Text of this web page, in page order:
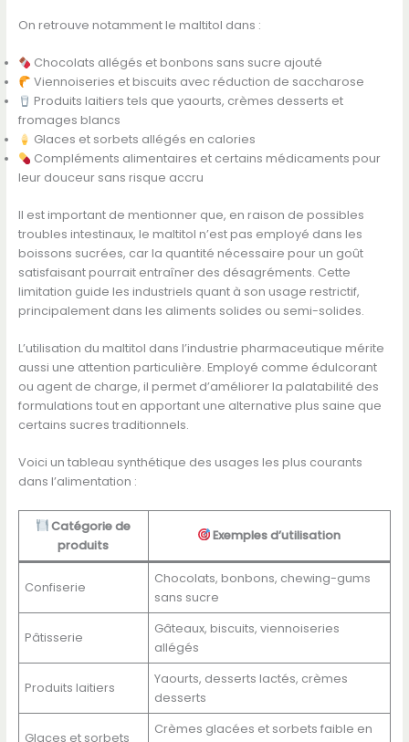
On retrouve notamment le maltitol dans :
Chocolats allégés et bonbons sans sucre ajouté
Viennoiseries et biscuits avec réduction de saccharose
Produits laitiers tels que yaourts, crèmes desserts et
fromages blancs
Glaces et sorbets allégés en calories
Compléments alimentaires et certains médicaments pour
leur douceur sans risque accru
Il est important de mentionner que, en raison de possibles
troubles intestinaux, le maltitol n’est pas employé dans les
boissons sucrées, car la quantité nécessaire pour un goût
satisfaisant pourrait entraîner des désagréments. Cette
limitation guide les industriels quant à son usage restrictif,
principalement dans les aliments solides ou semi-solides.
L’utilisation du maltitol dans l’industrie pharmaceutique mérite
aussi une attention particulière. Employé comme édulcorant
ou agent de charge, il permet d’améliorer la palatabilité des
formulations tout en apportant une alternative plus saine que
certains sucres traditionnels.
Voici un tableau synthétique des usages les plus courants
dans l’alimentation :
Catégorie de
produits
Exemples d’utilisation
Confiserie
Chocolats, bonbons, chewing-gums
sans sucre
Pâtisserie
Gâteaux, biscuits, viennoiseries
allégés
Produits laitiers
Yaourts, desserts lactés, crèmes
desserts
Glaces et sorbets
Crèmes glacées et sorbets faible en